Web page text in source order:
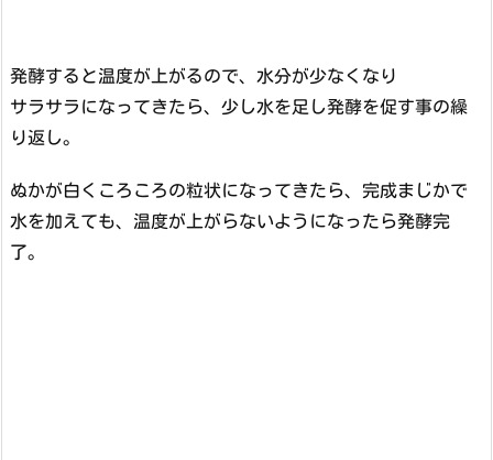
発酵すると温度が上がるので、水分が少なくなり
サラサラになってきたら、少し水を足し発酵を促す事の繰
り返し。
ぬかが白くころころの粒状になってきたら、完成まじかで
水を加えても、温度が上がらないようになったら発酵完
了。